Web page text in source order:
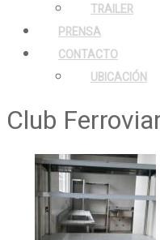
TRAILER
PRENSA
CONTACTO
UBICACIÓN
Club